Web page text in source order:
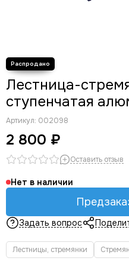
Лестница-
ступенчатая
Артикул: 002098
2 800 ₽
Оставить отзыв
Нет в наличии
Задать вопрос
Лестницы, стремянки